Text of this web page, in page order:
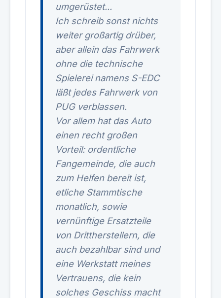
umgerüstet...
Ich schreib sonst nichts
weiter großartig drüber,
aber allein das Fahrwerk
ohne die technische
Spielerei namens S-EDC
läßt jedes Fahrwerk von
PUG verblassen.
Vor allem hat das Auto
einen recht großen
Vorteil: ordentliche
Fangemeinde, die auch
zum Helfen bereit ist,
etliche Stammtische
monatlich, sowie
vernünftige Ersatzteile
von Drittherstellern, die
auch bezahlbar sind und
eine Werkstatt meines
Vertrauens, die kein
solches Geschiss macht